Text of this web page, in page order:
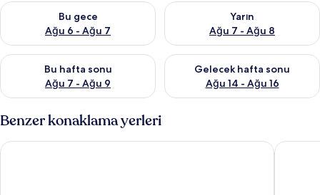
Bu gece
Ağu 6 - Ağu 7
Bu gece için müsaitliği kontrol et Ağu 6 - Ağu 7
Yarın
Ağu 7 - Ağu 8
Yarın için müsaitliği kontrol
Bu hafta sonu
Ağu 7 - Ağu 9
Bu hafta sonu için müsaitliği kontrol et Ağu 7 - Ağu 9
Gelecek hafta sonu
Ağu 14 - Ağu 16
Önümüzdeki hafta sonu için
Benzer konaklama yerleri
Ramada Encore by Wyndham Gimpo Han River HotelInter